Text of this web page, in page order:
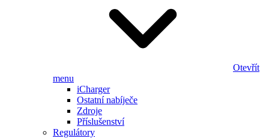
Otevřít
menu
iCharger
Ostatní nabíječe
Zdroje
Příslušenství
Regulátory